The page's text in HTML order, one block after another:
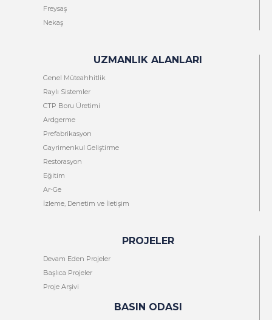
Freysaş
Nekaş
UZMANLIK ALANLARI
Genel Müteahhitlik
Raylı Sistemler
CTP Boru Üretimi
Ardgerme
Prefabrikasyon
Gayrimenkul Geliştirme
Restorasyon
Eğitim
Ar-Ge
İzleme, Denetim ve İletişim
PROJELER
Devam Eden Projeler
Başlıca Projeler
Proje Arşivi
BASIN ODASI